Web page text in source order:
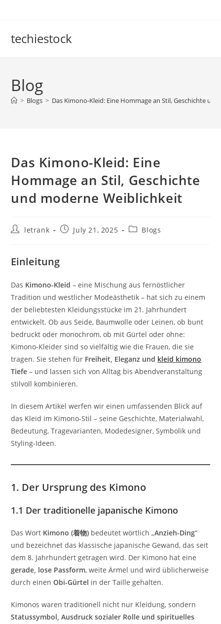
techiestock
Blog
> Blogs > Das Kimono-Kleid: Eine Hommage an Stil, Geschichte
Das Kimono-Kleid: Eine
Hommage an Stil, Geschichte
und moderne Weiblichkeit
Postletrank
PostJuly 21, 2025
PostBlogs
Einleitung
Das Kimono-Kleid – eine Mischung aus fernöstlicher
Tradition und westlicher Modeästhetik – hat sich zu einem
der beliebtesten Kleidungsstücke im 21. Jahrhundert
entwickelt. Ob aus Seide, Baumwolle oder Leinen, ob bunt
bedruckt oder monochrom, ob mit Gürtel oder ohne:
Kimono-Kleider sind so vielfältig wie die Frauen, die sie
tragen. Sie stehen für Freiheit, Eleganz und kleid kimono
Tiefe – und lassen sich von Alltag bis Abendveranstaltung
stilvoll kombinieren.
In diesem Artikel werfen wir einen umfassenden Blick auf
das Kleid im Kimono-Stil – seine Geschichte, Materialwahl,
Bedeutung, Tragevarianten, Modedesigner, Symbolik und
Styling-Ideen.
1. Der Ursprung des Kimono
1.1 Der traditionelle japanische Kimono
Das Wort Kimono (着物) bedeutet wörtlich „Anzieh-Ding“
und bezeichnet das klassische japanische Gewand, das seit
dem 8. Jahrhundert getragen wird. Der Kimono hat eine
gerade, lose Passform, weite Ärmel und wird üblicherweise
durch einenObi-Gürtel in der Taille gehalten.
Kimonos waren traditionell nicht nur Kleidung, sondern
Statussymbol, Ausdruck sozialer Rolle und spirituelles